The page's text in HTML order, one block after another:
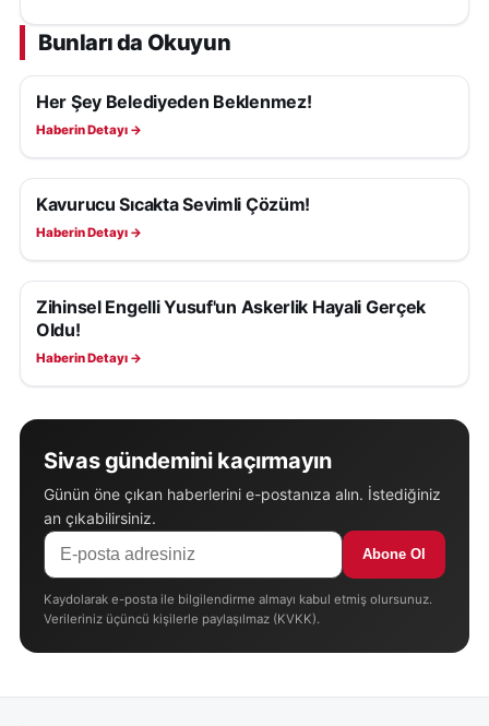
Bunları da Okuyun
YAŞAM
Her Şey Belediyeden Beklenmez!
Haberin Detayı →
YAŞAM
Kavurucu Sıcakta Sevimli Çözüm!
Haberin Detayı →
YAŞAM
Zihinsel Engelli Yusuf'un Askerlik Hayali Gerçek
Oldu!
Haberin Detayı →
Sivas gündemini kaçırmayın
Günün öne çıkan haberlerini e-postanıza alın. İstediğiniz
an çıkabilirsiniz.
Abone Ol
Kaydolarak e-posta ile bilgilendirme almayı kabul etmiş olursunuz.
Verileriniz üçüncü kişilerle paylaşılmaz (KVKK).